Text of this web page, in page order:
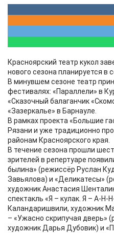
Красноярский театр кукол
нового сезона планируется в
В минувшем сезоне театр
фестивалях: «Параллели» в
«Сказочный балаганчик
«Зазеркалье» в Барнауле.
В рамках проекта «Большие
Рязани и уже традиционно
районам Красноярского края.
В течение сезона прошли
зрителей в репертуаре
былина» (режиссёр Руслан
Завьялова) и «Деликатесы»
художник Анастасия
спектакль «Я – кулак. Я – А-
Каландаришвили, художник
– «Ужасно скрипучая дверь»
художник Дарья Дубовик) и